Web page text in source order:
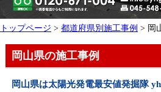
トップページ > 都道府県別施工事例 > 岡
岡山県の施工事例
岡山県は太陽光発電最安値発掘隊